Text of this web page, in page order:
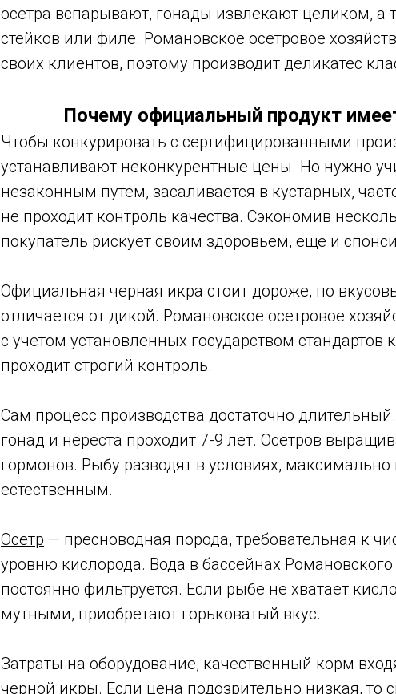
осетра вспарывают, гонады извлекают целиком,
стейков или филе. Романовское осетровое
своих клиентов, поэтому производит деликатес
Почему официальный продукт
Чтобы конкурировать с сертифицированными
устанавливают неконкурентные цены. Но нужно
незаконным путем, засаливается в кустарных,
не проходит контроль качества. Сэкономив
покупатель рискует своим здоровьем, еще и
Официальная черная икра стоит дороже, по
отличается от дикой. Романовское осетровое
с учетом установленных государством стандартов
проходит строгий контроль.
Сам процесс производства достаточно
гонад и нереста проходит 7-9 лет. Осетров
гормонов. Рыбу разводят в условиях,
естественным.
Осетр — пресноводная порода, требовательная к
уровню кислорода. Вода в бассейнах Романовского
постоянно фильтруется. Если рыбе не хватает
мутными, приобретают горьковатый вкус.
Затраты на оборудование, качественный корм
черной икры. Если цена подозрительно низкая, то